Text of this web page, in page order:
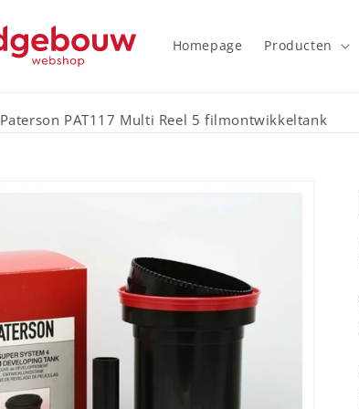
Homepage Producten
Paterson PAT117 Multi Reel 5 filmontwikkeltank